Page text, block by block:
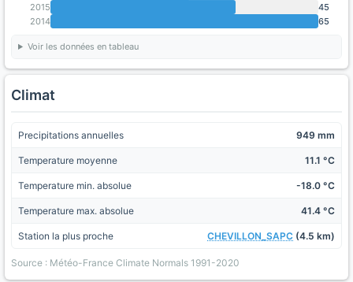
2015
45
2014
65
Voir les données en tableau
Climat
Precipitations annuelles 949 mm
Temperature moyenne 11.1 °C
Temperature min. absolue -18.0 °C
Temperature max. absolue 41.4 °C
Station la plus proche CHEVILLON_SAPC (4.5 km)
Source : Météo-France Climate Normals 1991-2020